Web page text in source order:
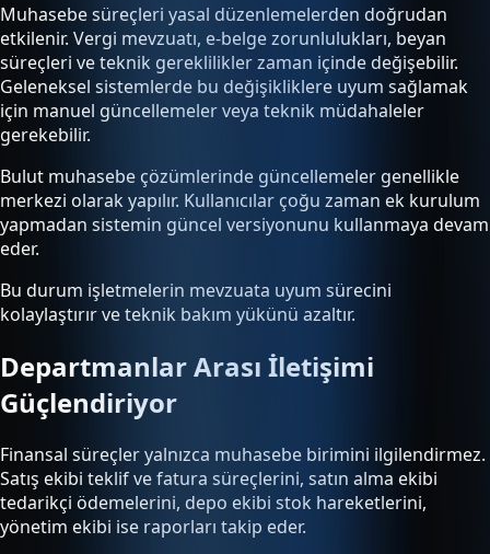
Muhasebe süreçleri yasal düzenlemelerden doğrudan
etkilenir. Vergi mevzuatı, e-belge zorunlulukları, beyan
süreçleri ve teknik gereklilikler zaman içinde değişebilir.
Geleneksel sistemlerde bu değişikliklere uyum sağlamak
için manuel güncellemeler veya teknik müdahaleler
gerekebilir.
Bulut muhasebe çözümlerinde güncellemeler genellikle
merkezi olarak yapılır. Kullanıcılar çoğu zaman ek kurulum
yapmadan sistemin güncel versiyonunu kullanmaya devam
eder.
Bu durum işletmelerin mevzuata uyum sürecini
kolaylaştırır ve teknik bakım yükünü azaltır.
Departmanlar Arası İletişimi
Güçlendiriyor
Finansal süreçler yalnızca muhasebe birimini ilgilendirmez.
Satış ekibi teklif ve fatura süreçlerini, satın alma ekibi
tedarikçi ödemelerini, depo ekibi stok hareketlerini,
yönetim ekibi ise raporları takip eder.